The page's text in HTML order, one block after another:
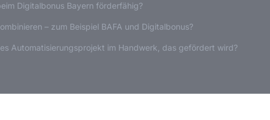
Digitalbonus Bayern förderfähig?
– zum Beispiel BAFA und Digitalbonus?
Automatisierungsprojekt im Handwerk, das gefördert wird?